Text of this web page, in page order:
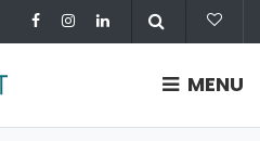
MENU